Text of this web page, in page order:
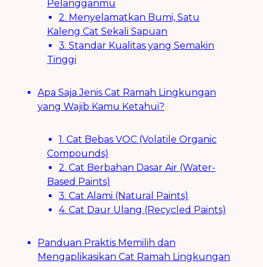
Pelangganmu
2. Menyelamatkan Bumi, Satu
Kaleng Cat Sekali Sapuan
3. Standar Kualitas yang Semakin
Tinggi
Apa Saja Jenis Cat Ramah Lingkungan
yang Wajib Kamu Ketahui?
1. Cat Bebas VOC (Volatile Organic
Compounds)
2. Cat Berbahan Dasar Air (Water-
Based Paints)
3. Cat Alami (Natural Paints)
4. Cat Daur Ulang (Recycled Paints)
Panduan Praktis Memilih dan
Mengaplikasikan Cat Ramah Lingkungan